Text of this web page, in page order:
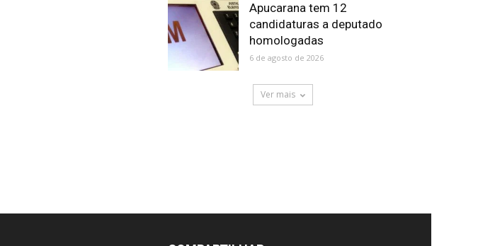
Apucarana tem 12
candidaturas a deputado
homologadas
6 de agosto de 2026
Ver mais